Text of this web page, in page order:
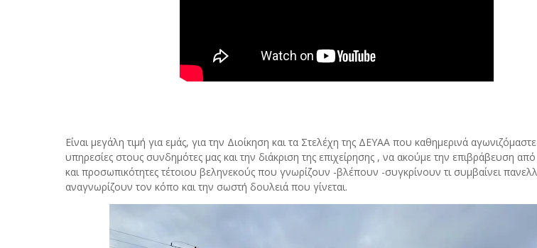
Είναι μεγάλη τιμή για εμάς, για την Διοίκηση και τα Στελέχη της ΔΕΥΑΑ που καθημερινά αγωνιζόμαστε
υπηρεσίες στους συνδημότες μας και την διάκριση της επιχείρησης , να ακούμε την επιβράβευση
και προσωπικότητες τέτοιου βεληνεκούς που γνωρίζουν -βλέπουν -συγκρίνουν τι συμβαίνει
αναγνωρίζουν τον κόπο και την σωστή δουλειά που γίνεται.